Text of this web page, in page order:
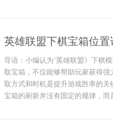
英雄联盟下棋宝箱位
导语：小编认为‘英雄联盟》下棋
取宝箱，不仅能够帮助玩家获得
取方式和时机是提升游戏胜率的
宝箱的刷新并没有固定的规律，而